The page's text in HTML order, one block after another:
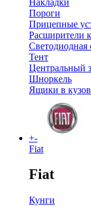
Пороги
Прицепные
Расширители
Светодиодная
Тент
Центральный
Шноркель
Ящики в кузов
+-
Fiat
Fiat
Кунги